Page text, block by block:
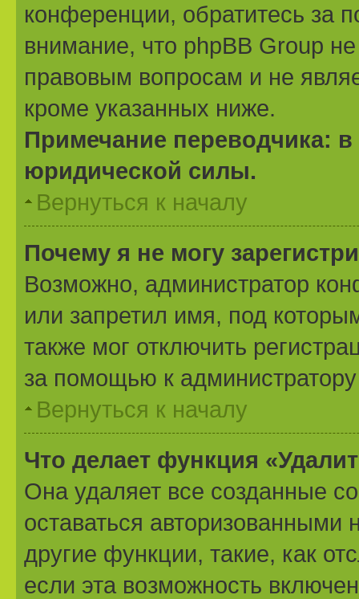
конференции, обратитесь за
внимание, что phpBB Group
правовым вопросам и не
кроме указанных ниже.
Примечание переводчика:
юридической силы.
Вернуться к началу
Почему я не могу
Возможно, администратор
или запретил имя, под
также мог отключить
за помощью к
Вернуться к началу
Что делает функция
Она удаляет все созданные
оставаться
другие функции, такие, как
если эта возможность